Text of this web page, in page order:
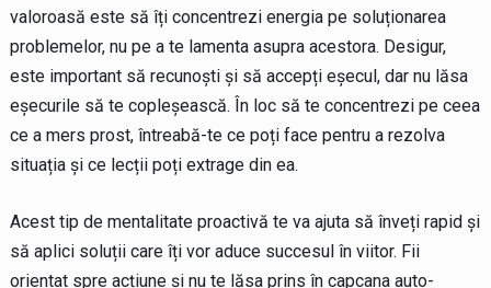
valoroasă este să îți concentrezi energia pe soluționarea
problemelor, nu pe a te lamenta asupra acestora. Desigur,
este important să recunoști și să accepți eșecul, dar nu lăsa
eșecurile să te copleșească. În loc să te concentrezi pe ceea
ce a mers prost, întreabă-te ce poți face pentru a rezolva
situația și ce lecții poți extrage din ea.
Acest tip de mentalitate proactivă te va ajuta să înveți rapid și
să aplici soluții care îți vor aduce succesul în viitor. Fii
orientat spre acțiune și nu te lăsa prins în capcana auto-